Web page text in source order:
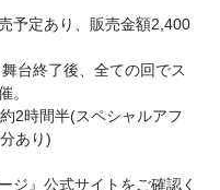
予定あり、販売金額2,400
台終了後、全ての回でス
。
2時間半(スペシャルアフ
あり)
』公式サイトをご確認く